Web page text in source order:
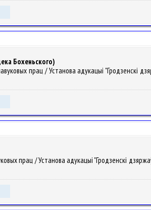
Бохеньского)
прац / Установа адукацыі "Гродзенскі
прац / Установа адукацыі "Гродзенскі